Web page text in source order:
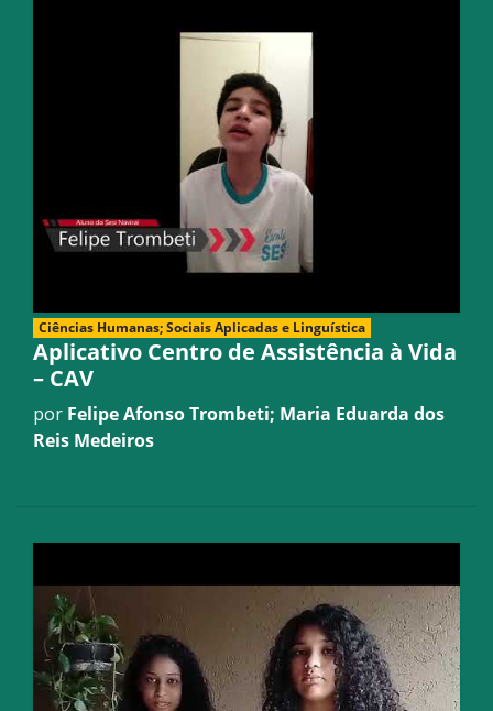
Ciências Humanas; Sociais Aplicadas e Linguística
Aplicativo Centro de Assistência à Vida
– CAV
por Felipe Afonso Trombeti; Maria Eduarda dos
Reis Medeiros